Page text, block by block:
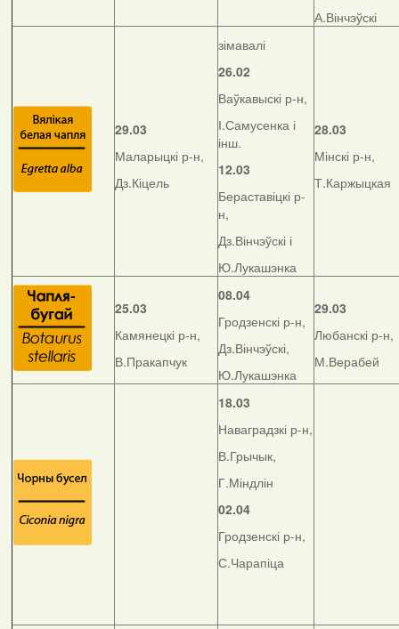
А.Вінчэўскі
29.03
Маларыцкі р-н,
Дз.Кіцель
зімавалі
26.02
Ваўкавыскі р-н,
І.Самусенка і
інш.
12.03
Бераставіцкі р-
н,
Дз.Вінчэўскі і
Ю.Лукашэнка
28.03
Мінскі р-н,
Т.Каржыцкая
25.03
Камянецкі р-н,
В.Пракапчук
08.04
Гродзенскі р-н,
Дз.Вінчэўскі,
Ю.Лукашэнка
29.03
Любанскі р-н,
М.Верабей
18.03
Наваградзкі р-н,
В.Грычык,
Г.Міндлін
02.04
Гродзенскі р-н,
С.Чарапіца